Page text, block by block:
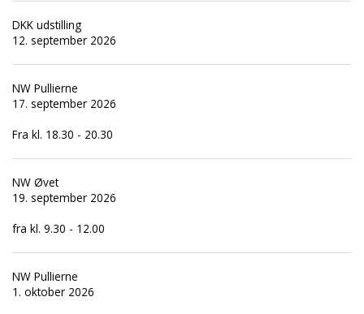
DKK udstilling
12. september 2026
NW Pullierne
17. september 2026
Fra kl. 18.30 - 20.30
NW Øvet
19. september 2026
fra kl. 9.30 - 12.00
NW Pullierne
1. oktober 2026